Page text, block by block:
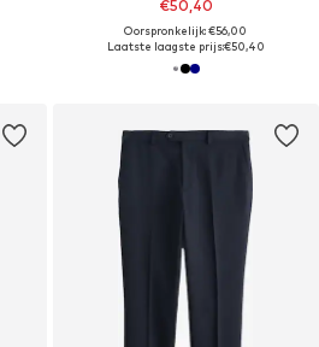
€50,40
Oorspronkelijk: €56,00
Laatste laagste prijs:€50,40